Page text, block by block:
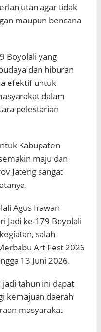
agar tidak
maupun bencana
Boyolali yang
dan hiburan
efektif untuk
dalam
pelestarian
Kabupaten
maju dan
Jateng sangat
Agus Irawan
Jadi ke-179 Boyolali
salah
Art Fest 2026
13 Juni 2026.
tahun ini dapat
kemajuan daerah
masyarakat